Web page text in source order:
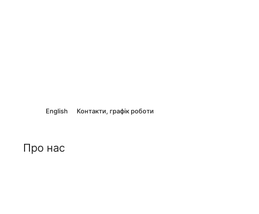
English Контакти, графік роботи
Про нас